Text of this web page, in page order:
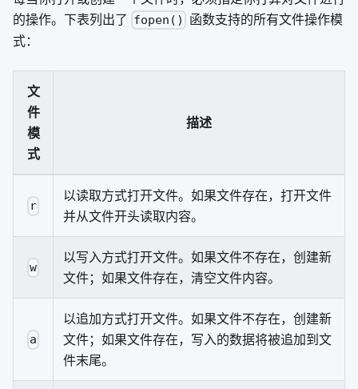
的操作。下表列出了 fopen()
函数支持的所有文件操作模
式：
文
件
模
式
描述
r
以读取方式打开文件。如果文件存在，打开文件
并从文件开头读取内容。
w
以写入方式打开文件。如果文件不存在，创建新
文件；如果文件存在，清空文件内容。
a
以追加方式打开文件。如果文件不存在，创建新
文件；如果文件存在，写入的数据将被追加到文
件末尾。